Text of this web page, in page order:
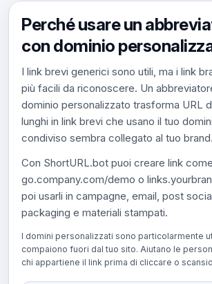
Perché usare un
con dominio
I link brevi generici sono utili, ma i link
più facili da riconoscere. Un
dominio personalizzato trasforma URL
lunghi in link brevi che usano il tuo
condiviso sembra collegato al tuo brand.
Con ShortURL.bot puoi creare link
go.company.com/demo o
poi usarli in campagne, email, post
packaging e materiali stampati.
I domini personalizzati sono particolarmente
compaiono fuori dal tuo sito. Aiutano le
chi appartiene il link prima di cliccare o